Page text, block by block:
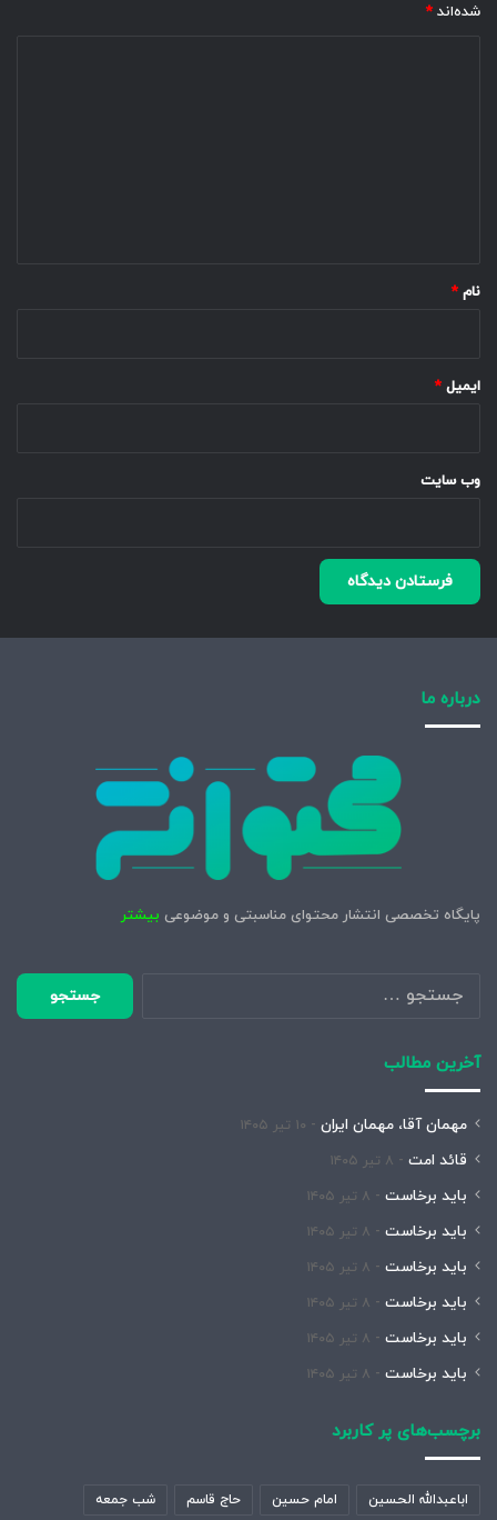
شده‌اند *
نام *
ایمیل *
وب‌ سایت
درباره ما
پایگاه تخصصی انتشار محتوای مناسبتی و موضوعی بیشتر
جستجو
برای:
آخرین مطالب
مهمان آقا، مهمان ایران ۱۰ تیر ۱۴۰۵
قائد امت ۸ تیر ۱۴۰۵
باید برخاست ۸ تیر ۱۴۰۵
باید برخاست ۸ تیر ۱۴۰۵
باید برخاست ۸ تیر ۱۴۰۵
باید برخاست ۸ تیر ۱۴۰۵
باید برخاست ۸ تیر ۱۴۰۵
باید برخاست ۸ تیر ۱۴۰۵
برچسب‌های پر کاربرد
اباعبدالله الحسین امام حسین حاج قاسم شب جمعه